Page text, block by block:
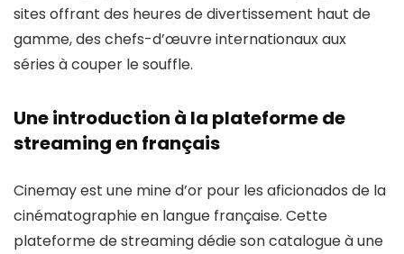
sites offrant des heures de divertissement haut de
gamme, des chefs-d’œuvre internationaux aux
séries à couper le souffle.
Une introduction à la plateforme de
streaming en français
Cinemay est une mine d’or pour les aficionados de la
cinématographie en langue française. Cette
plateforme de streaming dédie son catalogue à une